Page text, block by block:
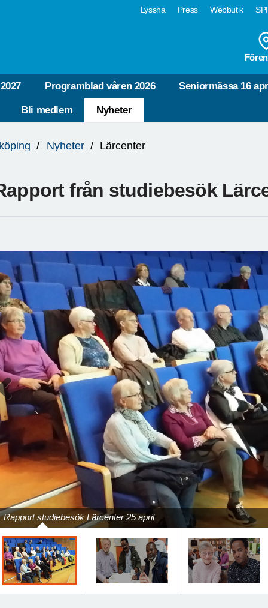
Lyssna Press Webbutik
Programblad våren 2026 Seniormässa 16
Bli medlem Nyheter
Nyheter Lärcenter
från studiebesök
Rapport studiebesök Lärcenter 25 april